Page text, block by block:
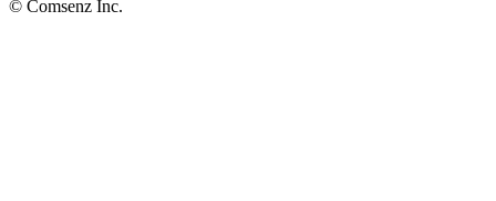
© Comsenz Inc.